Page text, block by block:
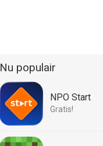
Nu populair
NPO Start
Gratis!